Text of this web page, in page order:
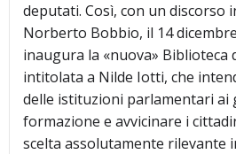
deputati. Così, con un discorso
Norberto Bobbio, il 14
inaugura la «nuova» Biblioteca
intitolata a Nilde Iotti, che
delle istituzioni parlamentari ai
formazione e avvicinare i
scelta assolutamente rilevante